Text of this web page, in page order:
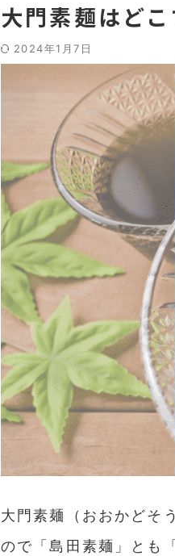
大門素麺はど
2024年1月7日
大門素麺（おおかどそ
ので「島田素麺」とも